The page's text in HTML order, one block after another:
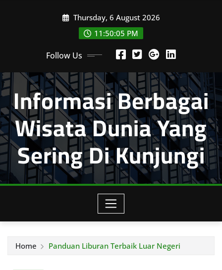
Thursday, 6 August 2026
11:50:05 PM
Follow Us
Informasi Berbagai
Wisata Dunia Yang
Sering Di Kunjungi
Home Panduan Liburan Terbaik Luar Negeri